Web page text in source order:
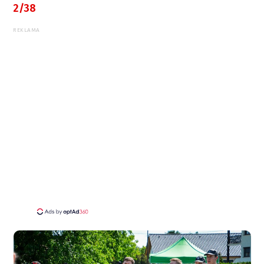
2/38
REKLAMA